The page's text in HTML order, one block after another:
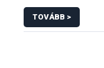
TOVÁBB >